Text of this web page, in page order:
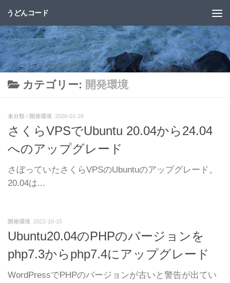
コンテンツへスキップ
うどんコード
カテゴリー: 開発環境
未分類 / 開発環境 2026-01-26
さくらVPSでUbuntu 20.04から24.04
へのアップグレード
さぼっていたさくらVPSのUbuntuのアップグレード。
20.04は...
開発環境 2022-10-15
Ubuntu20.04のPHPのバージョンを
php7.3からphp7.4にアップグレード
WordPressでPHPのバージョンが古いと警告が出てい